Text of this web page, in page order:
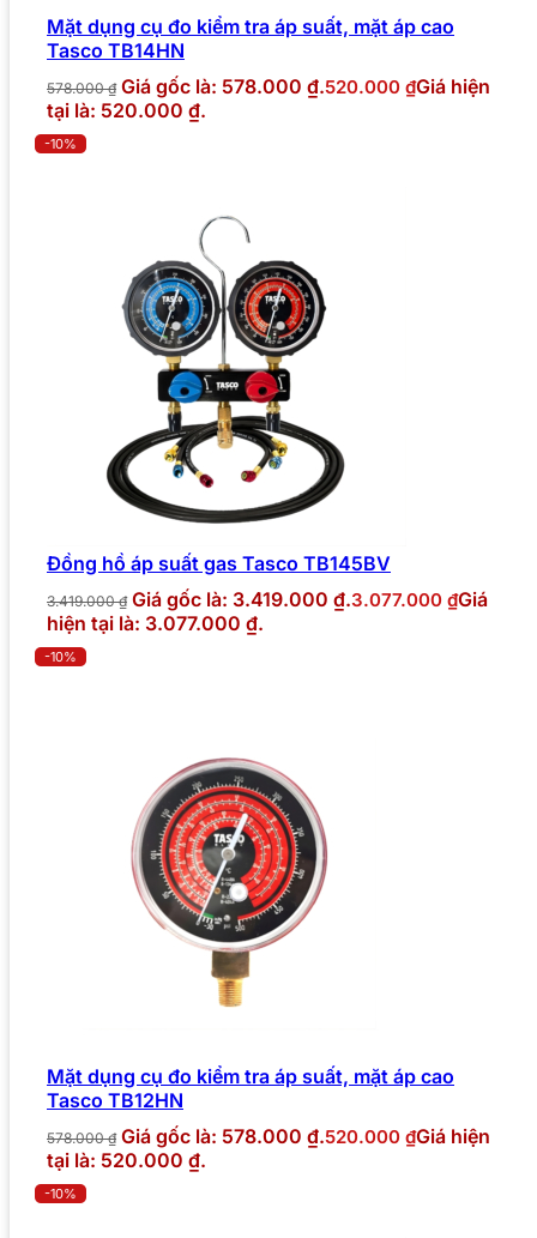
Mặt dụng cụ đo kiểm tra áp suất, mặt áp cao
Tasco TB14HN
578.000₫ Giá gốc là: 578.000 ₫.520.000 ₫Giá hiện
tại là: 520.000 ₫.
-10%
Đồng hồ áp suất gas Tasco TB145BV
3.419.000₫ Giá gốc là: 3.419.000 ₫.3.077.000 ₫Giá
hiện tại là: 3.077.000 ₫.
-10%
Mặt dụng cụ đo kiểm tra áp suất, mặt áp cao
Tasco TB12HN
578.000₫ Giá gốc là: 578.000 ₫.520.000 ₫Giá hiện
tại là: 520.000 ₫.
-10%